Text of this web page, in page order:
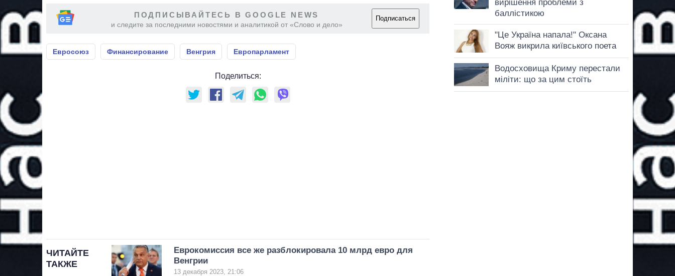
ПОДПИСЫВАЙТЕСЬ В GOOGLE NEWS
и следите за последними новостями и аналитикой от «Слово и дело»
Подписаться
Евросоюз Финансирование Венгрия Европарламент
Поделиться:
ЧИТАЙТЕ
ТАКЖЕ
Еврокомиссия все же разблокировала 10 млрд евро для
Венгрии
13 декабря 2023, 21:06